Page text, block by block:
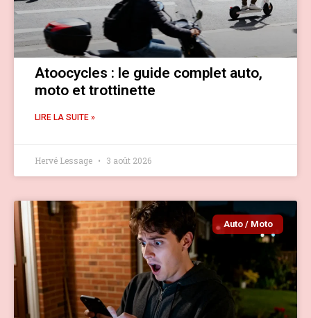
Atoocycles : le guide complet auto,
moto et trottinette
LIRE LA SUITE »
Hervé Lessage 3 août 2026
Auto / Moto